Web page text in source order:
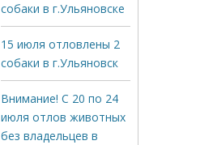
собаки в г.Ульяновске
15 июля отловлены 2
собаки в г.Ульяновск
Внимание! С 20 по 24
июля отлов животных
без владельцев в